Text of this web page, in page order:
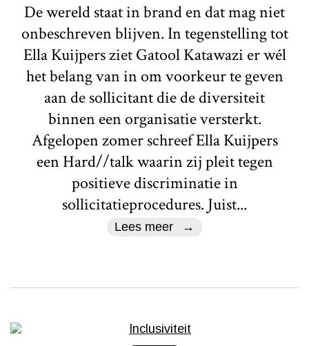
De wereld staat in brand en dat mag niet
onbeschreven blijven. In tegenstelling tot
Ella Kuijpers ziet Gatool Katawazi er wél
het belang van in om voorkeur te geven
aan de sollicitant die de diversiteit
binnen een organisatie versterkt.
Afgelopen zomer schreef Ella Kuijpers
een Hard//talk waarin zij pleit tegen
positieve discriminatie in
sollicitatieprocedures. Juist...
Lees meer